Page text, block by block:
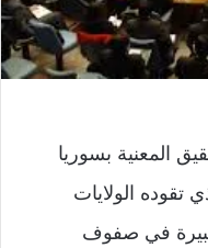
المعنية بسوريا
تقوده الولايات
في صفوف